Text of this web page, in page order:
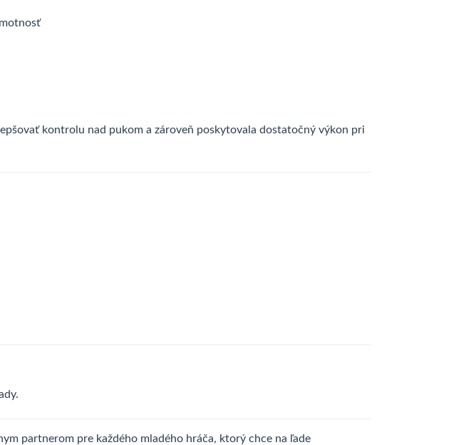
kontrolu nad pukom a zároveň poskytovala dostatočný výkon pri
partnerom pre každého mladého hráča, ktorý chce na ľade